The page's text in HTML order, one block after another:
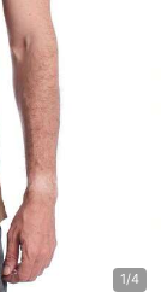
1/4